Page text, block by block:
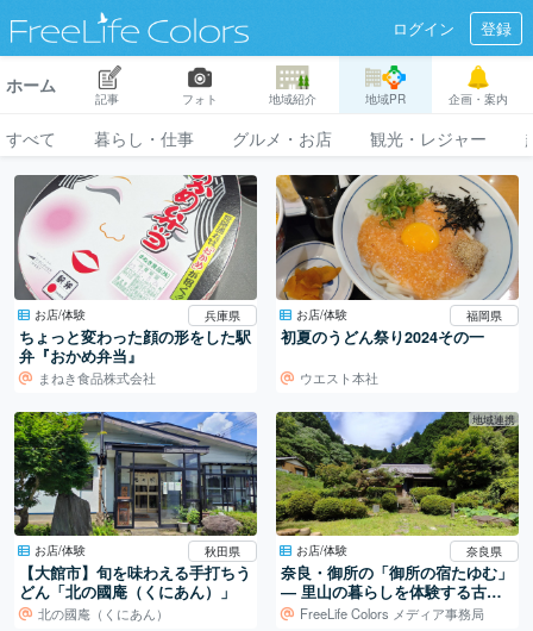
ログイン 登録
ホーム
記事 フォト 地域紹介 地域PR 企画・案内
すべて 暮らし・仕事 グルメ・お店 観光・レジャー
お店/体験 兵庫県
ちょっと変わった顔の形をした駅
弁『おかめ弁当』
まねき食品株式会社
お店/体験 福岡県
初夏のうどん祭り2024その一
ウエスト本社
お店/体験 秋田県
【大館市】旬を味わえる手打ちう
どん「北の國庵（くにあん）」
北の國庵（くにあん）
地域連携
お店/体験 奈良県
奈良・御所の「御所の宿たゆむ」
― 里山の暮らしを体験する古民
家宿FreeLife Colors メディア事務局